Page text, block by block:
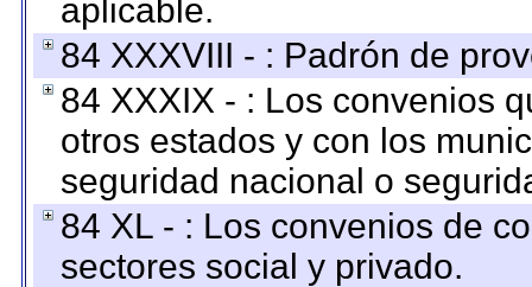
aplicable.
84 XXXVIII - : Padrón de
84 XXXIX - : Los convenios
otros estados y con los
seguridad nacional o
84 XL - : Los convenios de
sectores social y privado.